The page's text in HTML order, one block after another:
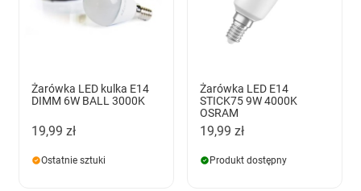
Żarówka LED kulka E14
DIMM 6W BALL 3000K
19,99 zł
Ostatnie sztuki
Żarówka LED E14
STICK75 9W 4000K
OSRAM
19,99 zł
Produkt dostępny